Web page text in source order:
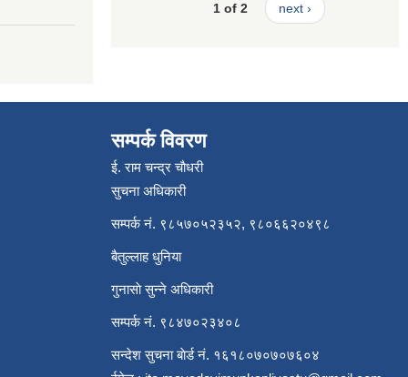
1 of 2 next ›
सम्पर्क विवरण
ई. राम चन्द्र चाैधरी
सुचना अधिकारी
सम्पर्क नं. ९८५७०५२३५२, ९८०६६२०४९८
बैतुल्लाह धुनिया
गुनासाे सुन्ने अधिकारी
सम्पर्क नं. ९८४७०२३४०८
सन्देश सुचना बाेर्ड नं. १६१८०७०७०७६०४